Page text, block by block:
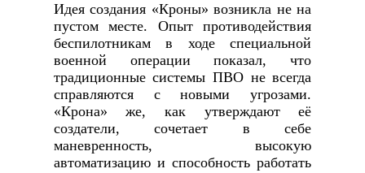
Идея создания «Кроны» возникла не на
пустом месте. Опыт противодействия
беспилотникам в ходе специальной
военной операции показал, что
традиционные системы ПВО не всегда
справляются с новыми угрозами.
«Крона» же, как утверждают её
создатели, сочетает в себе
маневренность, высокую
автоматизацию и способность работать